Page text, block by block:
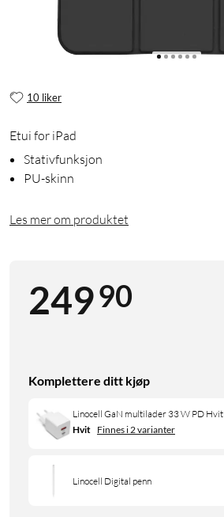
10 liker
Etui for iPad
Stativfunksjon
PU-skinn
Les mer om produktet
24990
Komplettere ditt kjøp
Linocell GaN multilader 33 W PD Hvit
Hvit Finnes i 2 varianter
Linocell Digital penn